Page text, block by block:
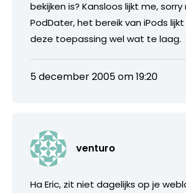
bekijken is? Kansloos lijkt me,
PodDater, het bereik van iPods
deze toepassing wel wat te laag.
5 december 2005 om 19:20
venturo
Ha Eric, zit niet dagelijks op je